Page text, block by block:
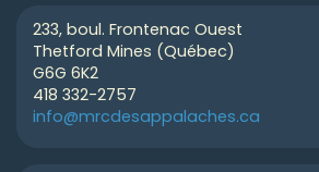
233, boul. Frontenac Ouest
Thetford Mines (Québec)
G6G 6K2
418 332-2757
info@mrcdesappalaches.ca